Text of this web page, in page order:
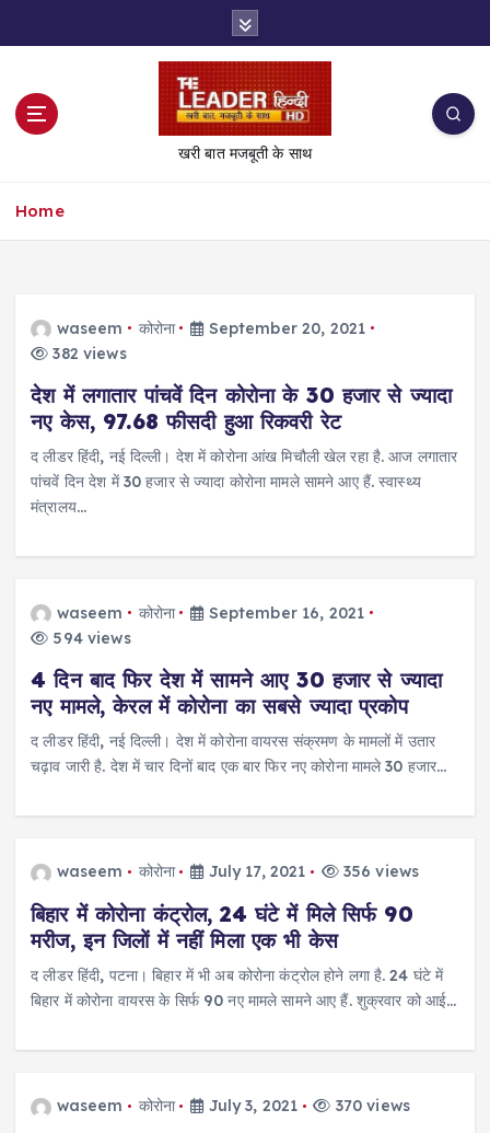
t
खरी बात मजबूती के साथ
Home
waseem कोरोना
September 20, 2021
382 views
देश में लगातार पांचवें दिन कोरोना के 30 हजार से ज्यादा
नए केस, 97.68 फीसदी हुआ रिकवरी रेट
द लीडर हिंदी, नई दिल्ली। देश में कोरोना आंख मिचौली खेल रहा है. आज लगातार
पांचवें दिन देश में 30 हजार से ज्यादा कोरोना मामले सामने आए हैं. स्वास्थ्य
मंत्रालय…
waseem कोरोना
September 16, 2021
594 views
4 दिन बाद फिर देश में सामने आए 30 हजार से ज्यादा
नए मामले, केरल में कोरोना का सबसे ज्यादा प्रकोप
द लीडर हिंदी, नई दिल्ली। देश में कोरोना वायरस संक्रमण के मामलों में उतार
चढ़ाव जारी है. देश में चार दिनों बाद एक बार फिर नए कोरोना मामले 30 हजार…
waseem कोरोना July 17, 2021 356 views
बिहार में कोरोना कंट्रोल, 24 घंटे में मिले सिर्फ 90
मरीज, इन जिलों में नहीं मिला एक भी केस
द लीडर हिंदी, पटना। बिहार में भी अब कोरोना कंट्रोल होने लगा है. 24 घंटे में
बिहार में कोरोना वायरस के सिर्फ 90 नए मामले सामने आए हैं. शुक्रवार को आई…
waseem कोरोना July 3, 2021 370 views